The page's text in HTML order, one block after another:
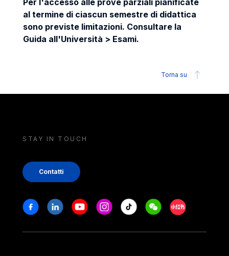
Per l'accesso alle prove parziali pianificate
al termine di ciascun semestre di didattica
sono previste limitazioni. Consultare la
Guida all'Università > Esami.
Torna su
STAY IN TOUCH
Contatti
Stay in touch
FacebookLinkedinYoutubeInstagram
Tiktok WeechatXiaohongshu/